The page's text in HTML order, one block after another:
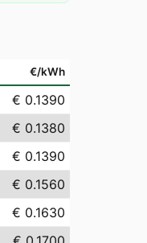
€/kWh
€ 0.1390
€ 0.1380
€ 0.1390
€ 0.1560
€ 0.1630